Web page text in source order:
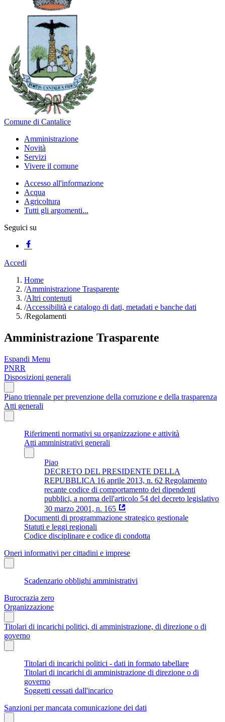
Comune di Cantalice
Amministrazione
Novità
Servizi
Vivere il comune
Accesso all'informazione
Acqua
Agricoltura
Tutti gli argomenti...
Seguici su
Accedi
Home
/Amministrazione Trasparente
/Altri contenuti
/Accessibilità e catalogo di dati, metadati e banche dati
/Regolamenti
Amministrazione Trasparente
Espandi Menu
PNRR
Disposizioni generali
Piano triennale per prevenzione della corruzione e della trasparenza
Atti generali
Riferimenti normativi su organizzazione e attività
Atti amministrativi generali
Piao
DECRETO DEL PRESIDENTE DELLA
REPUBBLICA 16 aprile 2013, n. 62 Regolamento
recante codice di comportamento dei dipendenti
pubblici, a norma dell'articolo 54 del decreto legislativo
30 marzo 2001, n. 165
Documenti di programmazione strategico gestionale
Statuti e leggi regionali
Codice disciplinare e codice di condotta
Oneri informativi per cittadini e imprese
Scadenzario obblighi amministrativi
Burocrazia zero
Organizzazione
Titolari di incarichi politici, di amministrazione, di direzione o di
governo
Titolari di incarichi politici - dati in formato tabellare
Titolari di incarichi di amministrazione di direzione o di
governo
Soggetti cessati dall'incarico
Sanzioni per mancata comunicazione dei dati